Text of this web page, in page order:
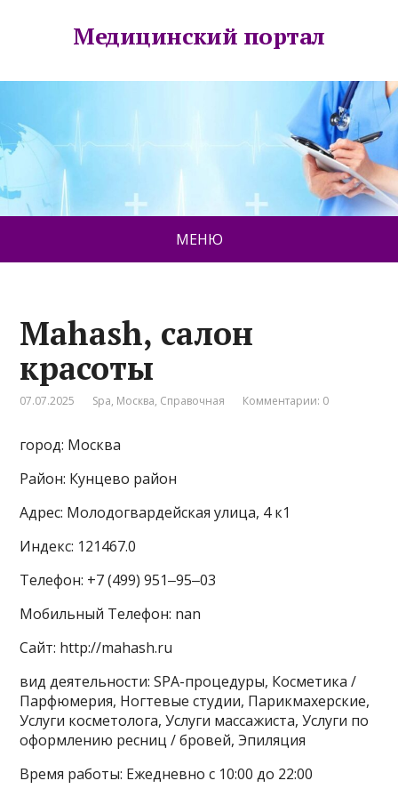
Медицинский портал
МЕНЮ
Mahash, салон
красоты
07.07.2025 Spa, Москва, Справочная Комментарии: 0
город: Москва
Район: Кунцево район
Адрес: Молодогвардейская улица, 4 к1
Индекс: 121467.0
Телефон: +7 (499) 951‒95‒03
Мобильный Телефон: nan
Сайт: http://mahash.ru
вид деятельности: SPA-процедуры, Косметика /
Парфюмерия, Ногтевые студии, Парикмахерские,
Услуги косметолога, Услуги массажиста, Услуги по
оформлению ресниц / бровей, Эпиляция
Время работы: Ежедневно с 10:00 до 22:00